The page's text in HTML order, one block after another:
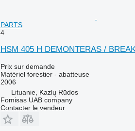
PARTS
4
HSM 405 H DEMONTERAS /
Prix sur demande
Matériel forestier - abatteuse
2006
Lituanie, Kazlų Rūdos
Fomisas UAB company
Contacter le vendeur